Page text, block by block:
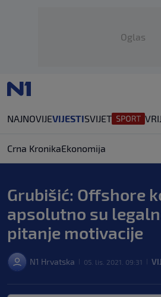
Oglas
NAJNOVIJEVIJESTISVIJET
Crna KronikaEkonomija
Grubišić: Offshore
apsolutno su
pitanje motivacije
N1 Hrvatska 05. lis. 2021. 09:31